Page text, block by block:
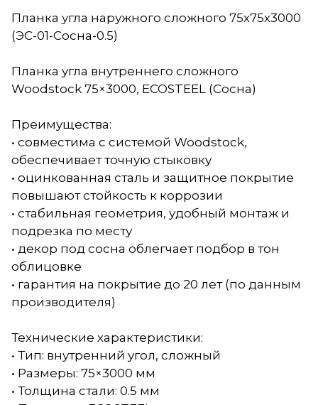
Планка угла наружного сложного 75х75х3000
(ЭС-01-Сосна-0.5)
Планка угла внутреннего сложного
Woodstock 75×3000, ECOSTEEL (Сосна)
Преимущества:
• совместима с системой Woodstock,
обеспечивает точную стыковку
• оцинкованная сталь и защитное покрытие
повышают стойкость к коррозии
• стабильная геометрия, удобный монтаж и
подрезка по месту
• декор под сосна облегчает подбор в тон
облицовке
• гарантия на покрытие до 20 лет (по данным
производителя)
Технические характеристики:
• Тип: внутренний угол, сложный
• Размеры: 75×3000 мм
• Толщина стали: 0.5 мм